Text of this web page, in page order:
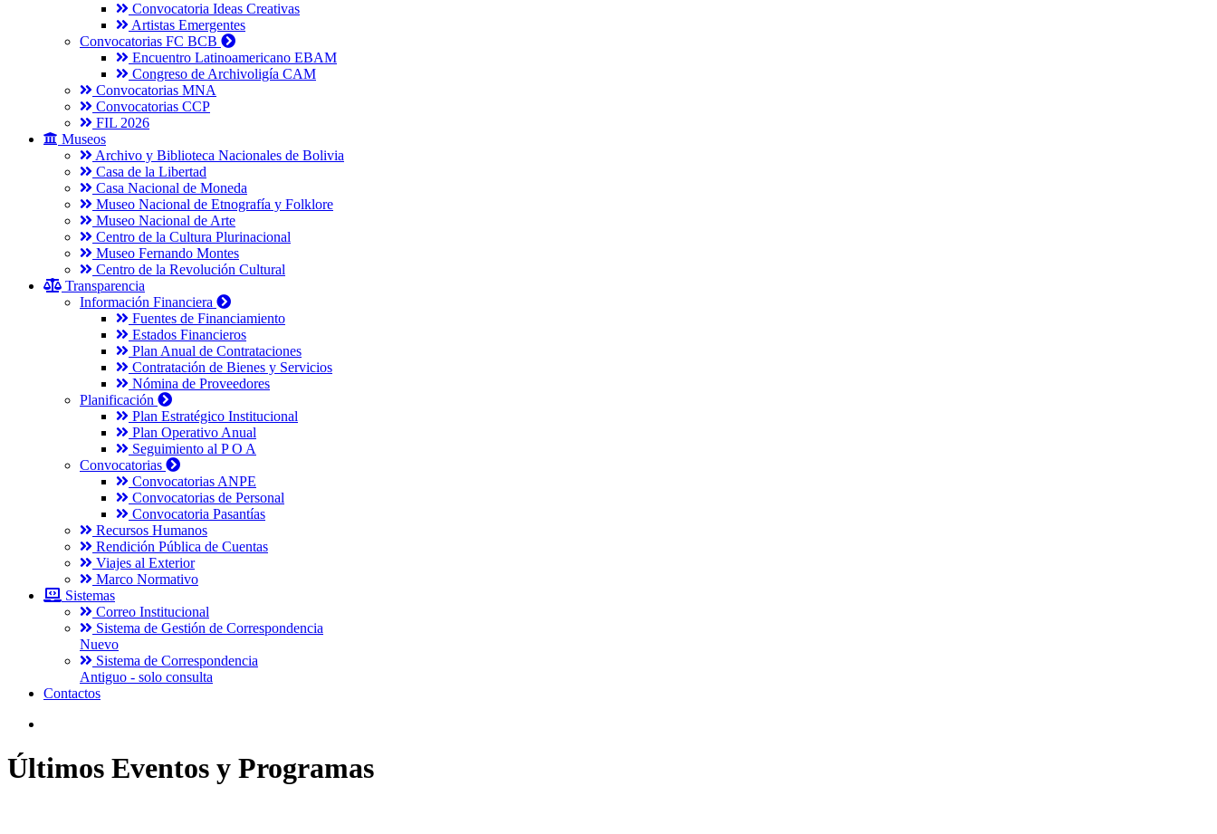
Convocatoria Ideas Creativas
Artistas Emergentes
Convocatorias FC BCB
Encuentro Latinoamericano EBAM
Congreso de Archivoligía CAM
Convocatorias MNA
Convocatorias CCP
FIL 2026
Museos
Archivo y Biblioteca Nacionales de Bolivia
Casa de la Libertad
Casa Nacional de Moneda
Museo Nacional de Etnografía y Folklore
Museo Nacional de Arte
Centro de la Cultura Plurinacional
Museo Fernando Montes
Centro de la Revolución Cultural
Transparencia
Información Financiera
Fuentes de Financiamiento
Estados Financieros
Plan Anual de Contrataciones
Contratación de Bienes y Servicios
Nómina de Proveedores
Planificación
Plan Estratégico Institucional
Plan Operativo Anual
Seguimiento al P O A
Convocatorias
Convocatorias ANPE
Convocatorias de Personal
Convocatoria Pasantías
Recursos Humanos
Rendición Pública de Cuentas
Viajes al Exterior
Marco Normativo
Sistemas
Correo Institucional
Sistema de Gestión de Correspondencia
Nuevo
Sistema de Correspondencia
Antiguo - solo consulta
Contactos
Últimos Eventos y Programas